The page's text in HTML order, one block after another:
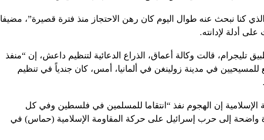
كنا نبحث عنه طوال اليوم كان رهن الاحتجاز منذ فترة قصيرة”، مضيفا
أدلة لإدانته.
تليجرام، قالت وكالة أعماق، الذراع الدعائية لتنظيم داعش، إن “منفذ
للمسيحيين في مدينة زولينغن في ألمانيا، أمس، كان جندياً في تنظيم
الإسلامية إن الهجوم نفذ “انتقاما للمسلمين في فلسطين وفي كل
واضحة إلى حرب إسرائيل على حركة المقاومة الإسلامية (حماس) في